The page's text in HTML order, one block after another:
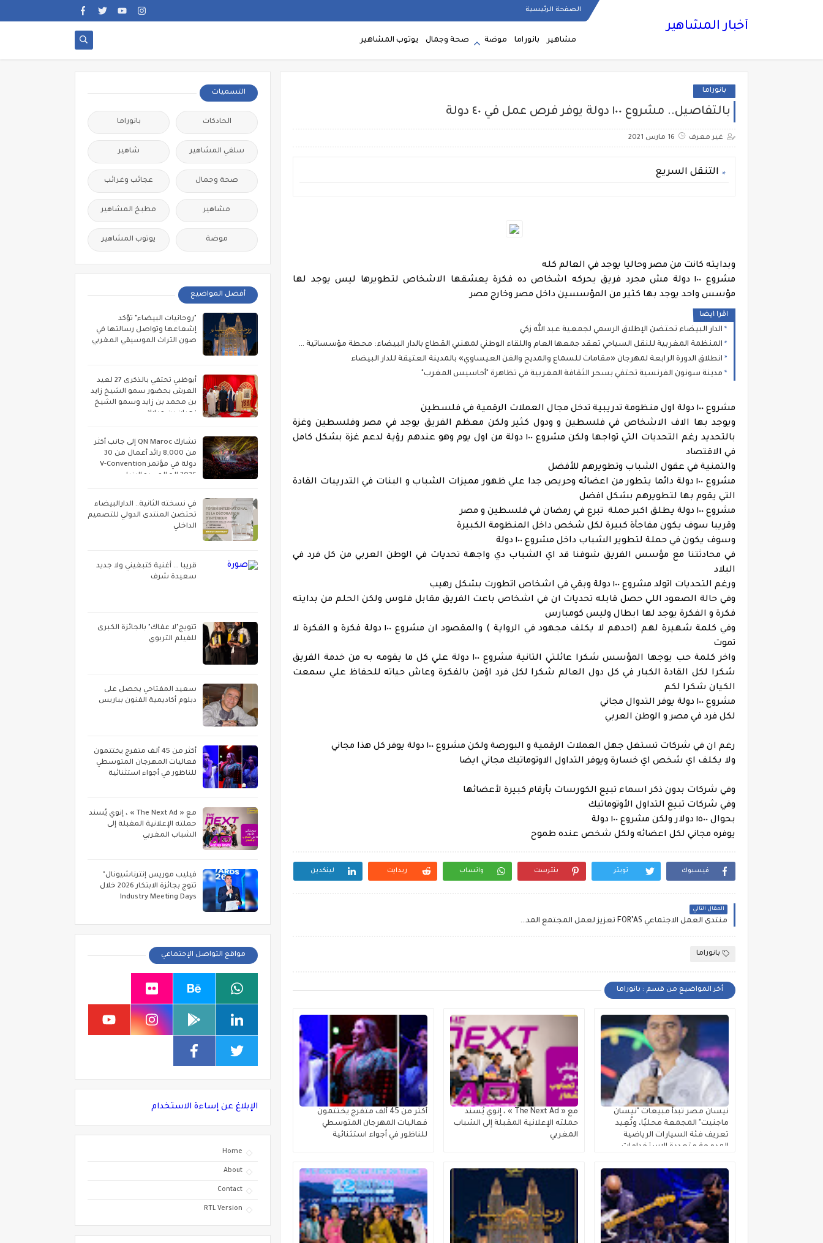
الصفحة الرئيسية
أخبار المشاهير
مشاهير بانوراما موضة صحة وجمال يوتوب المشاهير
بانوراما
بالتفاصيل.. مشروع ١٠٠ دولة يوفر فرص عمل في ٤٠ دولة
غير معرف 16 مارس 2021
التنقل السريع
وبدايته كانت من مصر وحاليا يوجد في العالم كله
مشروع ١٠٠ دولة مش مجرد فريق يحركه اشخاص ده فكرة يعشقها الاشخاص لتطويرها ليس يوجد لها
مؤسس واحد يوجد بها كثير من المؤسسين داخل مصر وخارج مصر
اقرا ايضا
الدار البيضاء تحتضن الإطلاق الرسمي لجمعية عبد الله زكي
المنظمة المغربية للنقل السياحي تعقد جمعها العام واللقاء الوطني لمهنيي القطاع بالدار البيضاء: محطة مؤسساتية لتقوية الحوار وتثمين دور النقل السياحي في التنمية
انطلاق الدورة الرابعة لمهرجان «مقامات للسماع والمديح والفن العيساوي» بالمدينة العتيقة للدار البيضاء
مدينة سونون الفرنسية تحتفي بسحر الثقافة المغربية في تظاهرة "أحاسيس المغرب"
مشروع ١٠٠ دولة اول منظومة تدريبية تدخل مجال العملات الرقمية في فلسطين
ويوجد بها الاف الاشخاص في فلسطين و ودول كثير ولكن معظم الفريق يوجد في مصر وفلسطين وغزة
بالتحديد رغم التحديات التي تواجها ولكن مشروع ١٠٠ دولة من اول يوم وهو عندهم رؤية لدعم غزة بشكل كامل
في الاقتصاد
والتمنية في عقول الشباب وتطويرهم للأفضل
مشروع ١٠٠ دولة دائما يتطور من اعضائه وحريص جدا علي ظهور مميزات الشباب و البنات في التدريبات القادة
التي يقوم بها لتطويرهم بشكل افضل
مشروع ١٠٠ دولة يطلق اكبر حملة تبرع في رمضان في فلسطين و مصر
وقريبا سوف يكون مفاجأة كبيرة لكل شخص داخل المنظومة الكبيرة
وسوف يكون في حملة لتطوير الشباب داخل مشروع ١٠٠ دولة
في محادثتنا مع مؤسس الفريق شوفنا قد اي الشباب دي واجهة تحديات في الوطن العربي من كل فرد في
البلاد
ورغم التحديات اتولد مشروع ١٠٠ دولة وبقي في اشخاص اتطورت بشكل رهيب
وفي حالة الصعود اللي حصل قابله تحديات ان في اشخاص باعت الفريق مقابل فلوس ولكن الحلم من بدايته
فكرة و الفكرة يوجد لها ابطال وليس كومبارس
وفي كلمة شهيرة لهم (احدهم لا يكلف مجهود في الرواية ) والمقصود ان مشروع ١٠٠ دولة فكرة و الفكرة لا
تموت
واخر كلمة حب يوجها المؤسس شكرا عائلتي التانية مشروع ١٠٠ دولة علي كل ما يقومه به من خدمة الفريق
شكرا لكل القادة الكبار في كل دول العالم شكرا لكل فرد اؤمن بالفكرة وعاش حياته للحفاظ علي سمعت
الكيان شكرا لكم
مشروع ١٠٠ دولة يوفر التدوال مجاني
لكل فرد في مصر و الوطن العربي
رغم ان في شركات تستغل جهل العملات الرقمية و البورصة ولكن مشروع ١٠٠ دولة يوفر كل هذا مجاني
ولا يكلف اي شخص اي خسارة ويوفر التداول الاوتوماتيك مجاني ايضا
وفي شركات بدون ذكر اسماء تبيع الكورسات بأرقام كبيرة لأعضائها
وفي شركات تبيع التداول الأوتوماتيك
بحوال ١٥٠٠ دولار ولكن مشروع ١٠٠ دولة
يوفره مجاني لكل اعضائه ولكل شخص عنده طموح
فيسبوك تويتر بنترست واتساب ريدايت لينكدين
المقال التالي
منتدى العمل الاجتماعي FOR’AS تعزيز لعمل المجتمع المدني
بانوراما
أخر المواضيع من قسم : بانوراما
نيسان مصر تبدأ مبيعات "نيسان
ماجنيت" المجمعة محليًا، وتُعِيد
تعريف فئة السيارات الرياضية
المدمجة متعددة الاستخدامات
مع « The Next Ad » ، إنوي يُسند
حملته الإعلانية المقبلة إلى الشباب
المغربي
أكثر من 45 ألف متفرج يختتمون
فعاليات المهرجان المتوسطي
للناظور في أجواء استثنائية
التسميات
الحادكات بانوراما
سلفي المشاهير شاهير
صحة وجمال عجائب وغرائب
مشاهير مطبخ المشاهير
موضة يوتوب المشاهير
أفضل المواضيع
"روحانيات البيضاء" تؤكد
إشعاعها وتواصل رسالتها في
صون التراث الموسيقي المغربي
أبوظبي تحتفي بالذكرى 27 لعيد
العرش بحضور سمو الشيخ زايد
بن محمد بن زايد وسمو الشيخ
نهيان بن مبارك
تشارك QN Maroc إلى جانب أكثر
من 8,000 رائد أعمال من 30
دولة في مؤتمر V-Convention
2026 العالمي بماليزيا
في نسخته الثانية.. الدارالبيضاء
تحتضن المنتدى الدولي للتصميم
الداخلي
قريبا ... أغنية كتبغيني ولا جديد
سعيدة شرف
تتويج"لا عفاك" بالجائزة الكبرى
للفيلم التربوي
سعيد المفتاحي يحصل على
دبلوم أكاديمية الفنون بباريس
أكثر من 45 ألف متفرج يختتمون
فعاليات المهرجان المتوسطي
للناظور في أجواء استثنائية
مع « The Next Ad » ، إنوي يُسند
حملته الإعلانية المقبلة إلى
الشباب المغربي
فيليب موريس إنترناشيونال"
تتوج بجائزة الابتكار 2026 خلال
Industry Meeting Days
مواقع التواصل الإجتماعي
الإبلاغ عن إساءة الاستخدام
Home
About
Contact
RTL Version